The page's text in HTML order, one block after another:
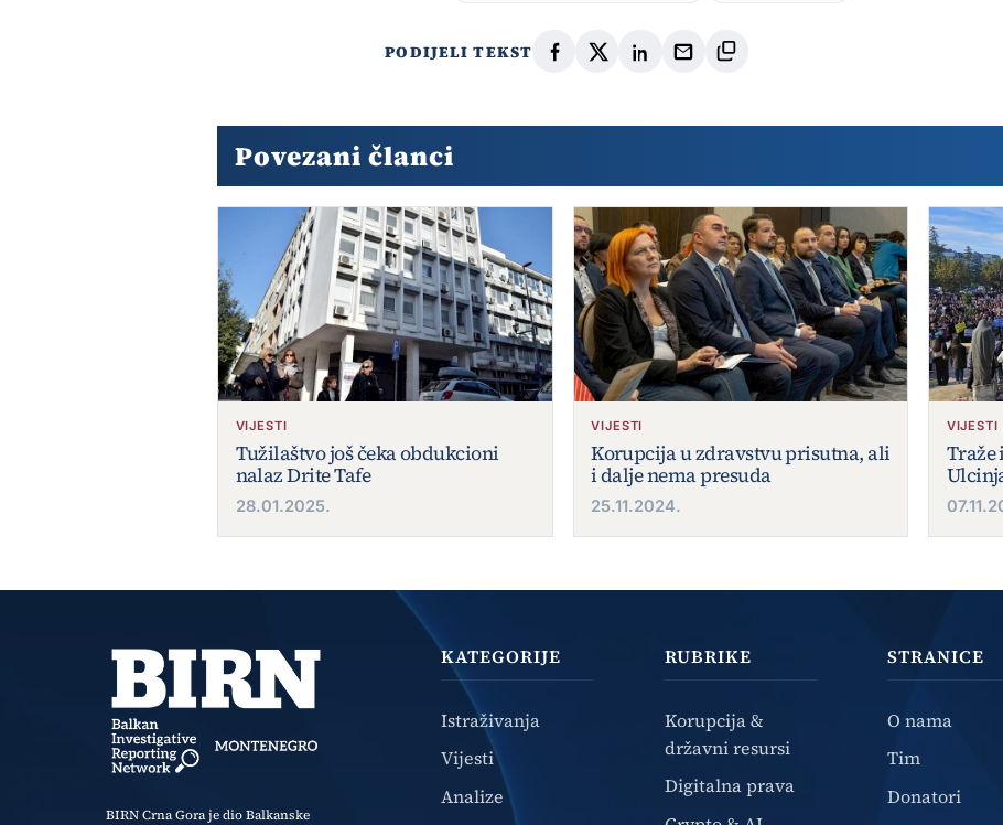
PODIJELI TEKST
Povezani članci
VIJESTI
Tužilaštvo još čeka obdukcioni
nalaz Drite Tafe
28.01.2025.
VIJESTI
Korupcija u zdravstvu prisutna, ali
i dalje nema presuda
25.11.2024.
VIJESTI
Traže
BIRN Crna Gora je dio Balkanske
KATEGORIJE
Istraživanja
Vijesti
Analize
RUBRIKE
Korupcija &
državni resursi
Digitalna prava
STRANICE
O nama
Tim
Donatori